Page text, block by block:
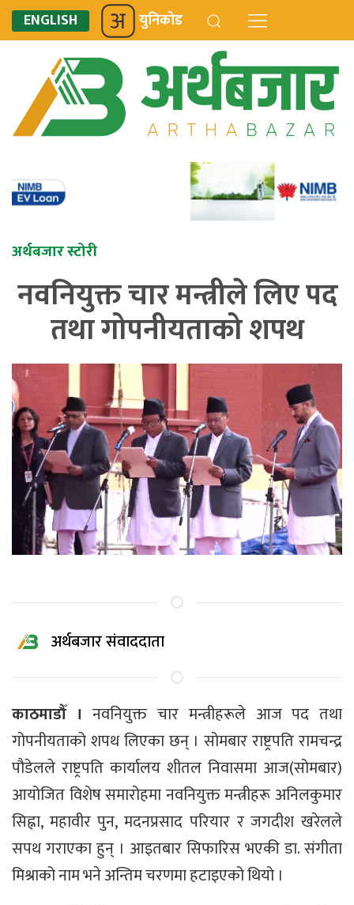
ENGLISH युनिकोड
अर्थबजार स्टोरी
नवनियुक्त चार मन्त्रीले लिए पद
तथा गोपनीयताको शपथ
अर्थबजार संवाददाता
काठमाडौँ । नवनियुक्त चार मन्त्रीहरूले आज पद तथा
गोपनीयताको शपथ लिएका छन् । सोमबार राष्ट्रपति रामचन्द्र
पौडेलले राष्ट्रपति कार्यालय शीतल निवासमा आज(सोमबार)
आयोजित विशेष समारोहमा नवनियुक्त मन्त्रीहरू अनिलकुमार
सिह्ना, महावीर पुन, मदनप्रसाद परियार र जगदीश खरेलले
सपथ गराएका हुन् । आइतबार सिफारिस भएकी डा. संगीता
मिश्राको नाम भने अन्तिम चरणमा हटाइएको थियो ।